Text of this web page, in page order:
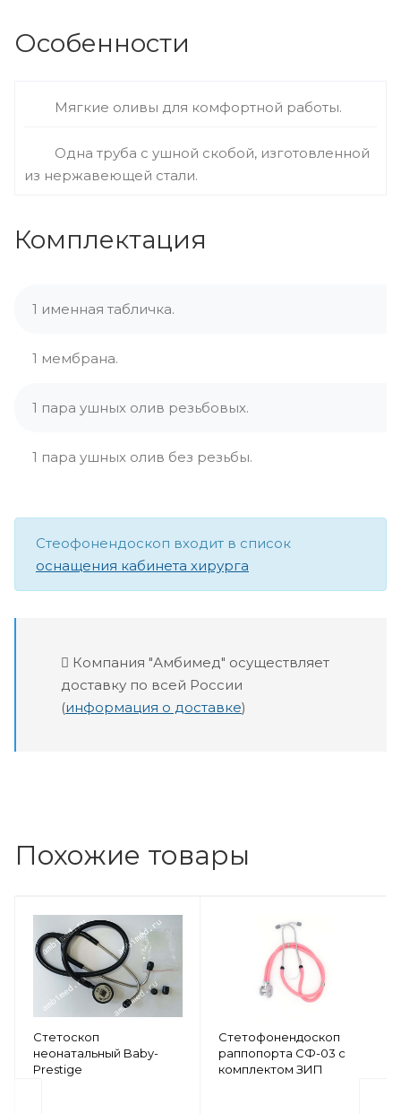
Особенности
Мягкие оливы для комфортной работы.
Одна труба с ушной скобой, изготовленной
из нержавеющей стали.
Комплектация
1 именная табличка.
1 мембрана.
1 пара ушных олив резьбовых.
1 пара ушных олив без резьбы.
Стеофонендоскоп входит в список
оснащения кабинета хирурга
Компания "Амбимед" осуществляет
доставку по всей России
(информация о доставке)
Похожие товары
Стетоскоп
неонатальный Baby-
Prestige
Стетофонендоскоп
раппопорта СФ-03 с
комплектом ЗИП